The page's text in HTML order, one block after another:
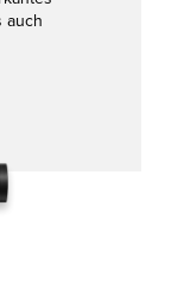
auch